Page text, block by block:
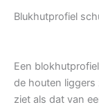
Blukhutprofiel
Een
de houten liggers
ziet als dat van